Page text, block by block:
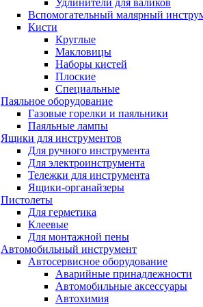
Удлинители для валиков
Вспомогательный малярный
Кисти
Круглые
Макловицы
Наборы кистей
Плоские
Специальные
Паяльное оборудование
Газовые горелки и паяльники
Паяльные лампы
Ящики для инструментов
Для ручного инструмента
Для электроинструмента
Тележки для инструмента
Ящики-органайзеры
Пистолеты
Для герметика
Клеевые
Для монтажной пены
Автомобильный инструмент
Автосервисное оборудование
Аварийные принадлежности
Автомобильные аксессуары
Автохимия